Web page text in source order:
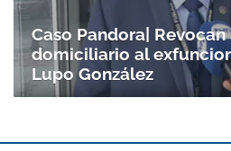
Gracias por suscribirte
Caso Pandora| Revocan
domiciliario al
Lupo González